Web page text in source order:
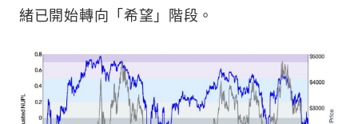
緒已開始轉向「希望」階段。